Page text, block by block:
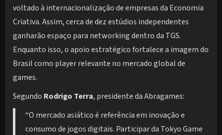
voltado à internacionalização de empresas da Economia
Criativa. Assim, cerca de dez estúdios independentes
ganharão espaço para networking dentro da TGS.
Enquanto isso, o apoio estratégico fortalece a imagem do
Brasil como player relevante no mercado global de
games.
Segundo Rodrigo Terra, presidente da Abragames:
“O mercado asiático é referência em inovação e
consumo de jogos digitais. Participar da Tokyo Game